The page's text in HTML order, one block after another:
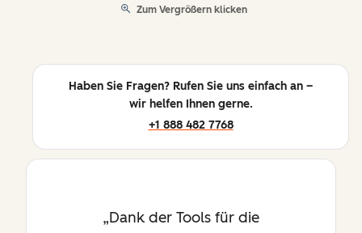
Zum Vergrößern klicken
Haben Sie Fragen? Rufen Sie uns einfach an –
wir helfen Ihnen gerne.
+1 888 482 7768
Dank der Tools für die